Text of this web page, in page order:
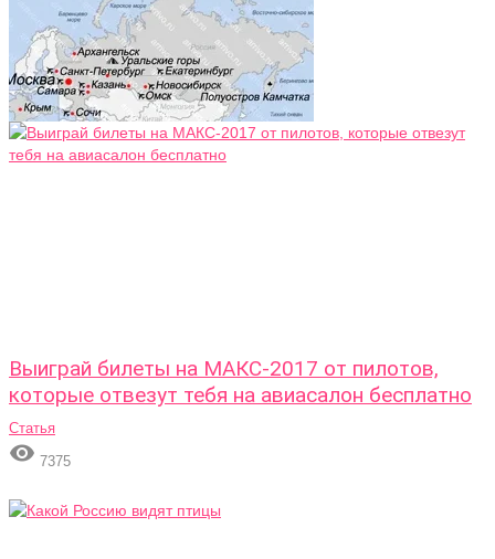
Выиграй билеты на МАКС-2017 от пилотов,
которые отвезут тебя на авиасалон бесплатно
Статья
 7375